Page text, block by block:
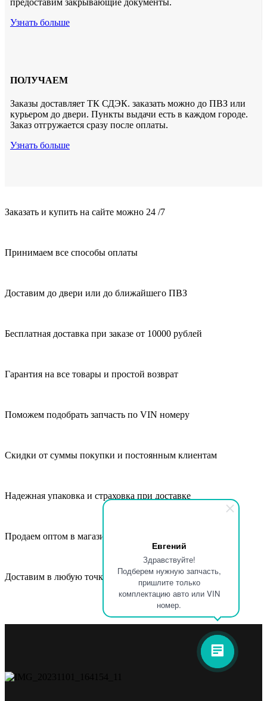
Евгений
Здравствуйте!
Подберем нужную запчасть,
пришлите только
комплектацию авто или VIN
номер.
Узнать больше
ПОЛУЧАЕМ
Заказы доставляет ТК СДЭК. заказать можно до ПВЗ или
курьером до двери. Пункты выдачи есть в каждом городе.
Заказ отгружается сразу после оплаты.
Узнать больше
Заказать и купить на сайте можно 24 /7
Принимаем все способы оплаты
Доставим до двери или до ближайшего ПВЗ
Бесплатная доставка при заказе от 10000 рублей
Гарантия на все товары и простой возврат
Поможем подобрать запчасть по VIN номеру
Скидки от суммы покупки и постоянным клиентам
Надежная упаковка и страховка при доставке
Продаем оптом в магазины, СТО и автосервисы
Доставим в любую точку России и СНГ